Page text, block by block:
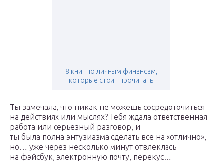
8 книг по личным финансам,
которые стоит прочитать
Ты замечала, что никак не можешь сосредоточиться
на действиях или мыслях? Тебя ждала ответственная
работа или серьезный разговор, и
ты была полна энтузиазма сделать все на «отлично»,
но… уже через несколько минут отвлеклась
на фэйсбук, электронную почту, перекус…